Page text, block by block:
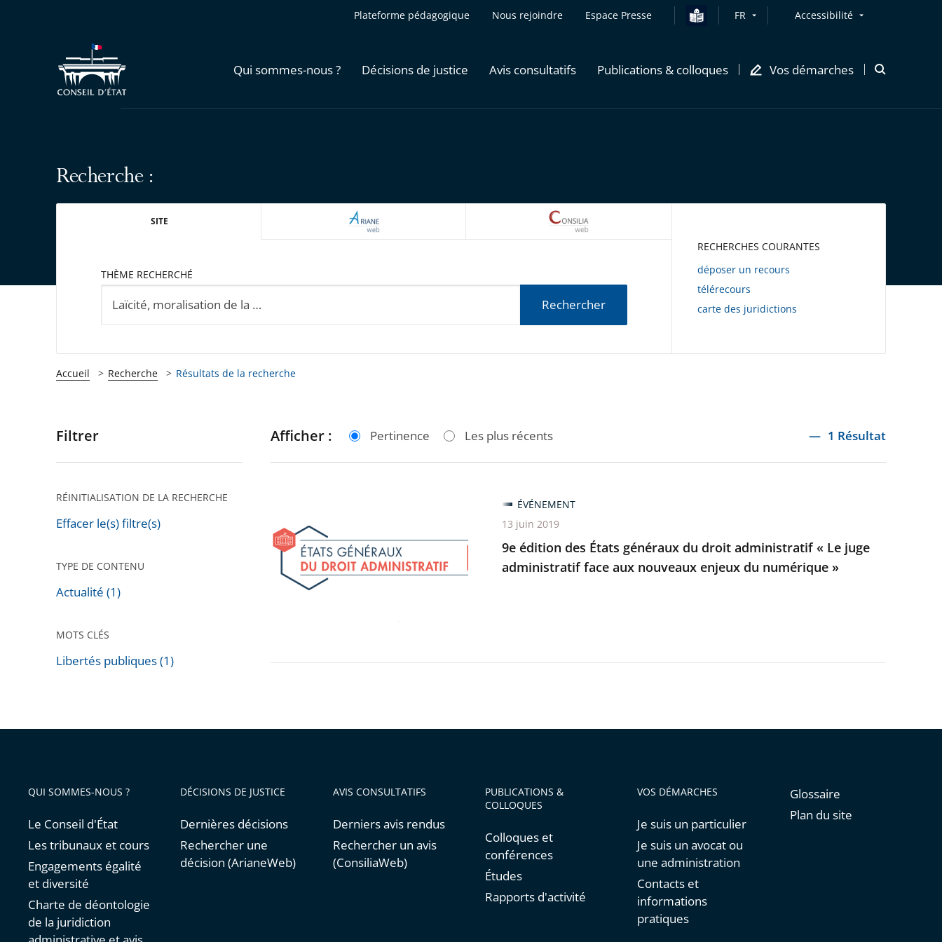
Plateforme pédagogique Nous rejoindre Espace Presse FR Accessibilité
Qui sommes-nous ? Décisions de justice Avis consultatifs Publications & colloques Vos démarches
Ouvrir
Recherche :
SITE ARIANEWEB
THÈME RECHERCHÉ
Rechercher
RECHERCHES COURANTES
déposer un recours
télérecours
carte des juridictions
Accueil Recherche Résultats de la recherche
Passer
pour
après
Filtrer
RÉINITIALISATION DE LA RECHERCHE
Effacer le(s) filtre(s)
TYPE DE CONTENU
Actualité (1)
MOTS CLÉS
Libertés publiques (1)
Afficher : Pertinence Les plus récents 1 Résultat
édition
des
généraux
enjeux
»
9e édition des États généraux du droit administratif « Le juge
administratif face aux nouveaux enjeux du numérique »
ÉVÉNEMENT
13 juin 2019
QUI SOMMES-NOUS ?
Le Conseil d'État
Les tribunaux et cours
Engagements égalité
et diversité
Charte de déontologie
de la juridiction
DÉCISIONS DE JUSTICE
Dernières décisions
Rechercher une
décision (ArianeWeb)
AVIS CONSULTATIFS
Derniers avis rendus
Rechercher un avis
(ConsiliaWeb)
PUBLICATIONS &
COLLOQUES
Colloques et
conférences
Études
Rapports d'activité
VOS DÉMARCHES
Je suis un particulier
Je suis un avocat ou
une administration
Contacts et
informations
pratiques
Glossaire
Plan du site